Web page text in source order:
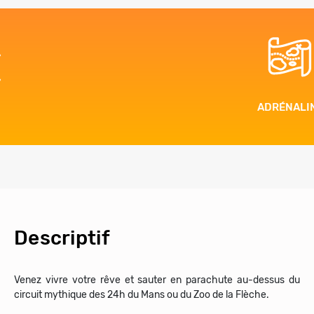
Descriptif
Venez vivre votre rêve et sauter en parachute au-dessus du
circuit mythique des 24h du Mans ou du Zoo de la Flèche.